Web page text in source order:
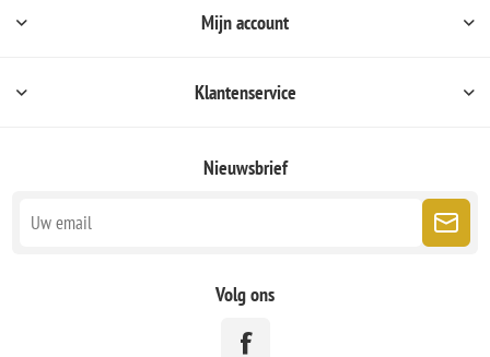
Mijn account
Klantenservice
Nieuwsbrief
Volg ons